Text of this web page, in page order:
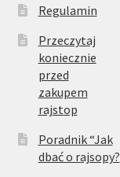
Regulamin
Przeczytaj
koniecznie
przed
zakupem
rajstop
Poradnik “Jak
dbać o rajsopy?